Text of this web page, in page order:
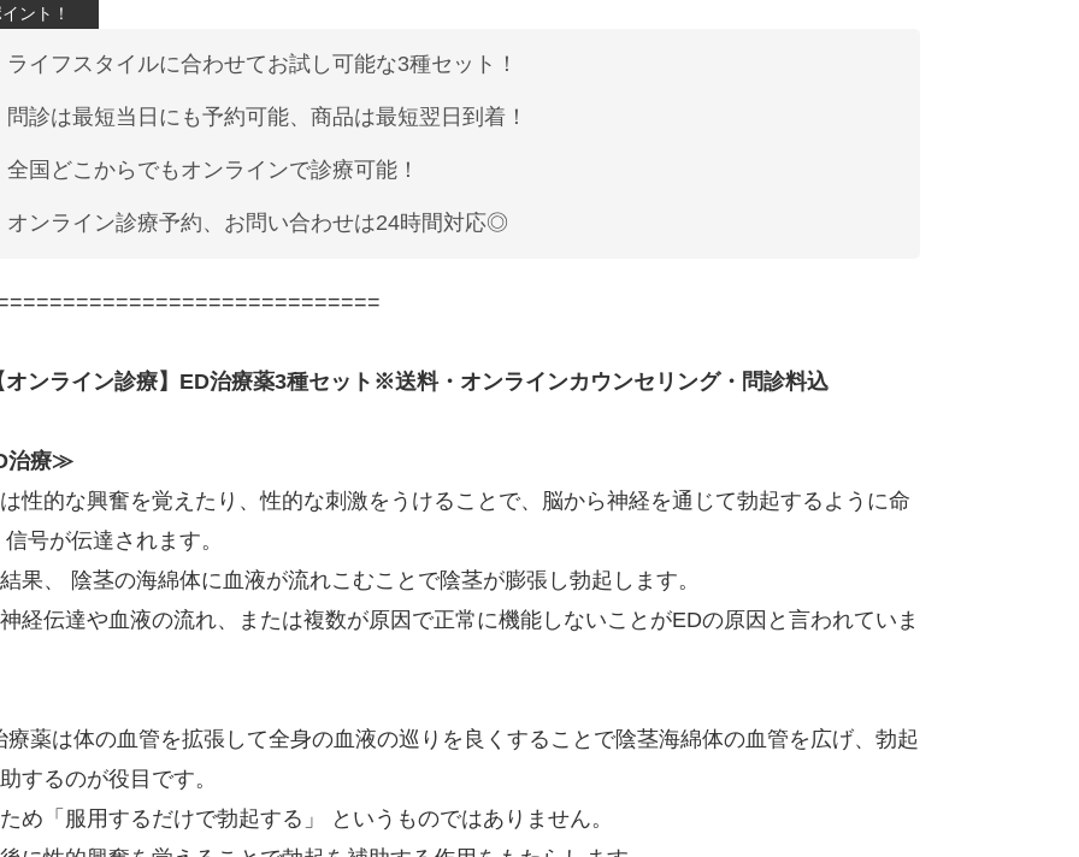
ライフスタイルに合わせてお試し可能な3種セット！
問診は最短当日にも予約可能、商品は最短翌日到着！
全国どこからでもオンラインで診療可能！
オンライン診療予約、お問い合わせは24時間対応◎
ンライン診療】ED治療薬3種セット※送料・オンラインカウンセリング・問診料込
治療≫
性的な興奮を覚えたり、性的な刺激をうけることで、脳から神経を通じて勃起するように命
号が伝達されます。
果、 陰茎の海綿体に血液が流れこむことで陰茎が膨張し勃起します。
経伝達や血液の流れ、または複数が原因で正常に機能しないことがEDの原因と言われていま
療薬は体の血管を拡張して全身の血液の巡りを良くすることで陰茎海綿体の血管を広げ、勃起
するのが役目です。
め「服用するだけで勃起する」 というものではありません。